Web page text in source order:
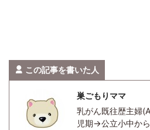
この記事を書いた人
巣ごもりママ
乳がん既往歴主婦
児期→公立小中か